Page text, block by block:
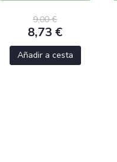
9,00 €
8,73 €
Añadir a cesta